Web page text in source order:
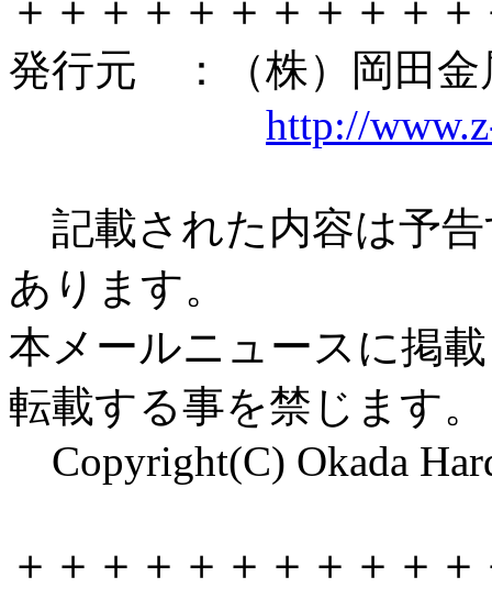
＋＋＋＋＋＋＋＋＋＋＋
発行元 ：（株）岡田金
http://
記載された内容は予
あります。
本メールニュースに掲
転載する事を禁じます。
Copyright(C) Okada
＋＋＋＋＋＋＋＋＋＋